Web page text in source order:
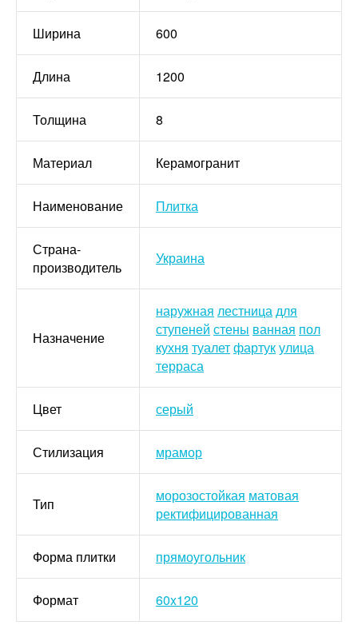
Ширина 600
Длина 1200
Толщина 8
Материал Керамогранит
Наименование Плитка
Страна-
производитель
Украина
Назначение
наружная лестницадля
ступеней стены ванная пол
кухня туалетфартукулица
терраса
Цвет серый
Стилизация мрамор
Тип морозостойкая матовая
ректифицированная
Форма плитки прямоугольник
Формат 60x120